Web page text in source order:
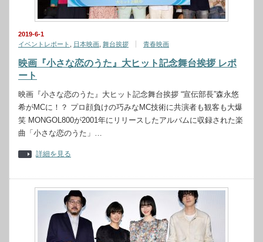
2019-6-1
イベントレポート
日本映画 舞台挨拶 青春映画
映画『小さな恋のうた』大ヒット記念舞台挨拶 レポ
ート
映画『小さな恋のうた』大ヒット記念舞台挨拶 “宣伝部長”森永悠
希がMCに！？ プロ顔負けの巧みなMC技術に共演者も観客も大爆
笑 MONGOL800が2001年にリリースしたアルバムに収録された楽
曲「小さな恋のうた」…
詳細を見る